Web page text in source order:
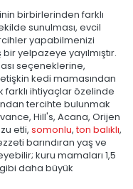
birbirlerinden farklı
sunulması, evcil
yapabilmenizi
yelpazeye yayılmıştır.
seçeneklerine,
yetişkin kedi mamasından
ihtiyaçlar özelinde
tercihte bulunmak
Hill's, Acana, Orijen
etli, somonlu, ton balıklı,
barındıran yaş ve
kuru mamaları 1,5
daha büyük